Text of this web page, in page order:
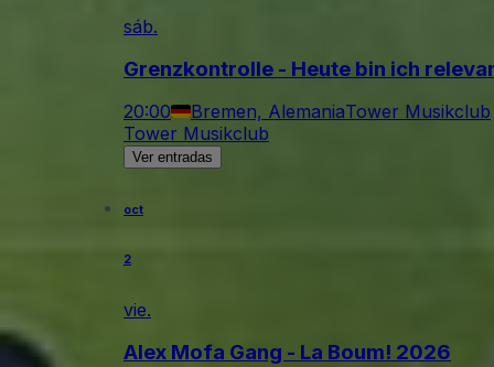
sáb.
Grenzkontrolle - Heute bin ich
20:00 Bremen, AlemaniaTower Musikclub
Tower Musikclub
Ver entradas
oct
2
vie.
Alex Mofa Gang - La Boum! 2026